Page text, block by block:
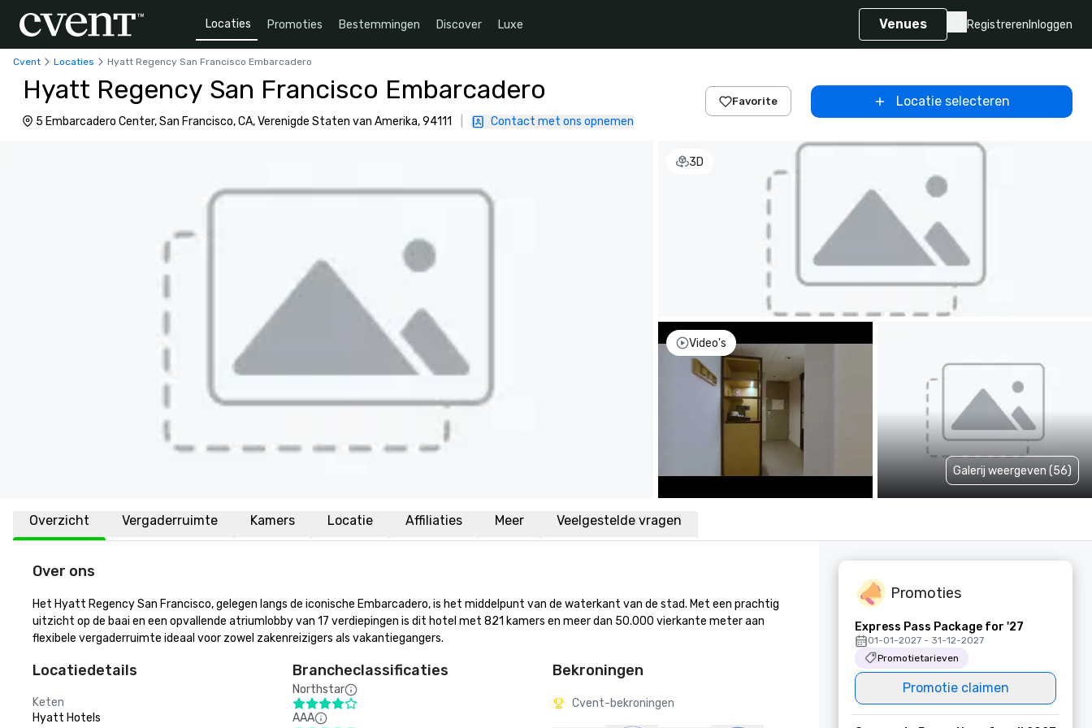
Locaties Promoties Bestemmingen Discover Luxe Venues Registreren Inloggen
Cvent Locaties Hyatt Regency San Francisco Embarcadero
Hyatt Regency San Francisco Embarcadero
5 Embarcadero Center, San Francisco, CA, Verenigde Staten van Amerika, 94111 Contact met ons opnemen
Favorite Locatie selecteren
3D
Video's
Galerij weergeven (56)
Overzicht Vergaderruimte Kamers Locatie Affiliaties Meer Veelgestelde vragen
Over ons
Het Hyatt Regency San Francisco, gelegen langs de iconische Embarcadero, is het middelpunt van de waterkant van de stad. Met een prachtig
uitzicht op de baai en een opvallende atriumlobby van 17 verdiepingen is dit hotel met 821 kamers en meer dan 50.000 vierkante meter aan
flexibele vergaderruimte ideaal voor zowel zakenreizigers als vakantiegangers.
Locatiedetails
Keten
Hyatt Hotels
Brancheclassificaties
Northstar
AAA
Bekroningen
Cvent-bekroningen
Promoties
Express Pass Package for '27
01-01-2027 - 31-12-2027
Promotietarieven
Promotie claimen